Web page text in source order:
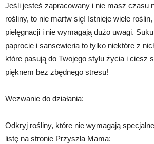
Jeśli jesteś zapracowany i nie masz czasu
rośliny, to nie martw się! Istnieje wiele roślin,
pielęgnacji i nie wymagają dużo uwagi.
paprocie i sansewieria to tylko niektóre z
które pasują do Twojego stylu życia i ciesz
pięknem bez zbędnego stresu!
Wezwanie do działania:
Odkryj rośliny, które nie wymagają
listę na stronie Przyszła Mama: